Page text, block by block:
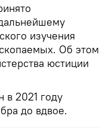
изучения
Об этом
юстиции
в 2021 году
до вдвое.